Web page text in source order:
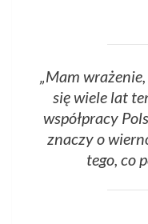
„Mam
się wiele lat
współpracy
znaczy o
tego, co